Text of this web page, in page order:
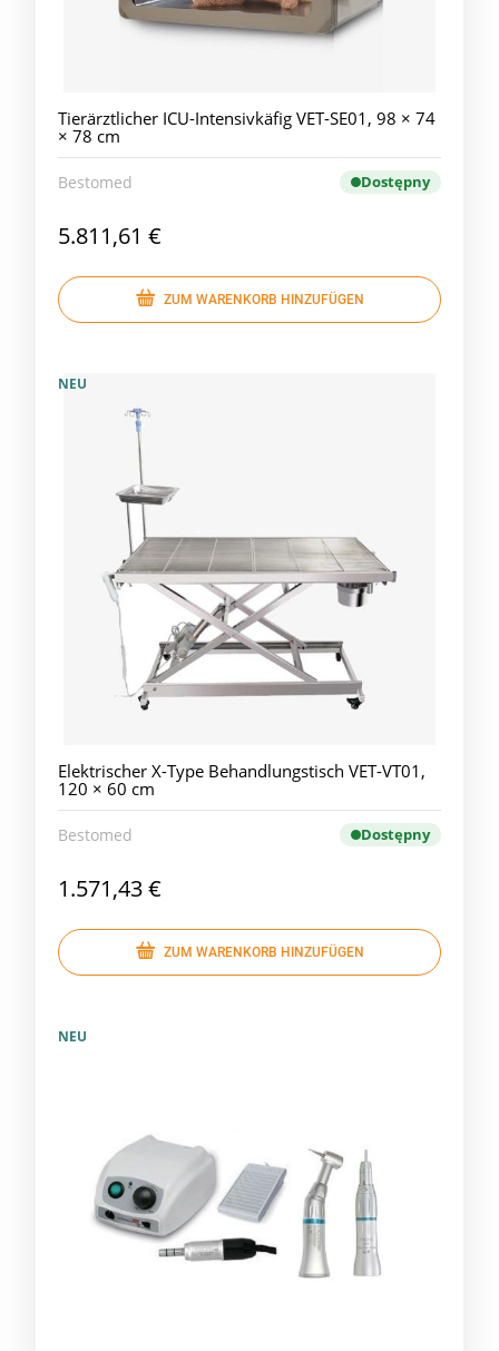
Tierärztlicher ICU-Intensivkäfig VET-SE01, 98 × 74
× 78 cm
Bestomed Dostępny
5.811,61 €
ZUM WARENKORB HINZUFÜGEN
Elektrischer X-Type Behandlungstisch VET-VT01,
120 × 60 cm
Bestomed Dostępny
1.571,43 €
ZUM WARENKORB HINZUFÜGEN
NEU
NEU